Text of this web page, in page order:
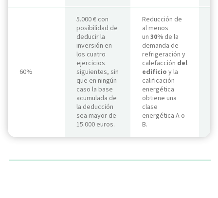
60%
5.000 € con
posibilidad de
deducir la
inversión en
los cuatro
ejercicios
siguientes, sin
que en ningún
caso la base
acumulada de
la deducción
sea mayor de
15.000 euros.
Reducción de
al menos
un 30% de la
demanda de
refrigeración y
calefacción del
edificio y la
calificación
energética
obtiene una
clase
energética A o
B.